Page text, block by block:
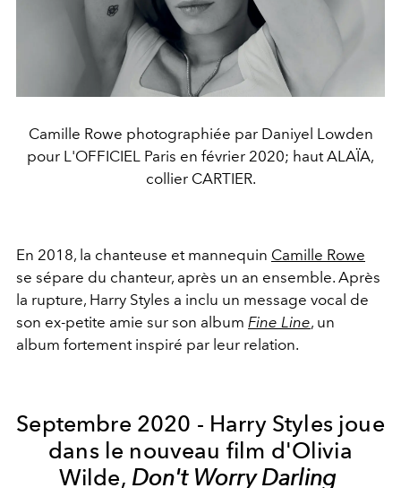
Camille Rowe photographiée par Daniyel Lowden
pour L'OFFICIEL Paris en février 2020; haut ALAÏA,
collier CARTIER.
En 2018, la chanteuse et mannequin Camille Rowe
se sépare du chanteur, après un an ensemble. Après
la rupture, Harry Styles a inclu un message vocal de
son ex-petite amie sur son album Fine Line, un
album fortement inspiré par leur relation.
Septembre 2020 - Harry Styles joue
dans le nouveau film d'Olivia
Wilde, Don't Worry Darling